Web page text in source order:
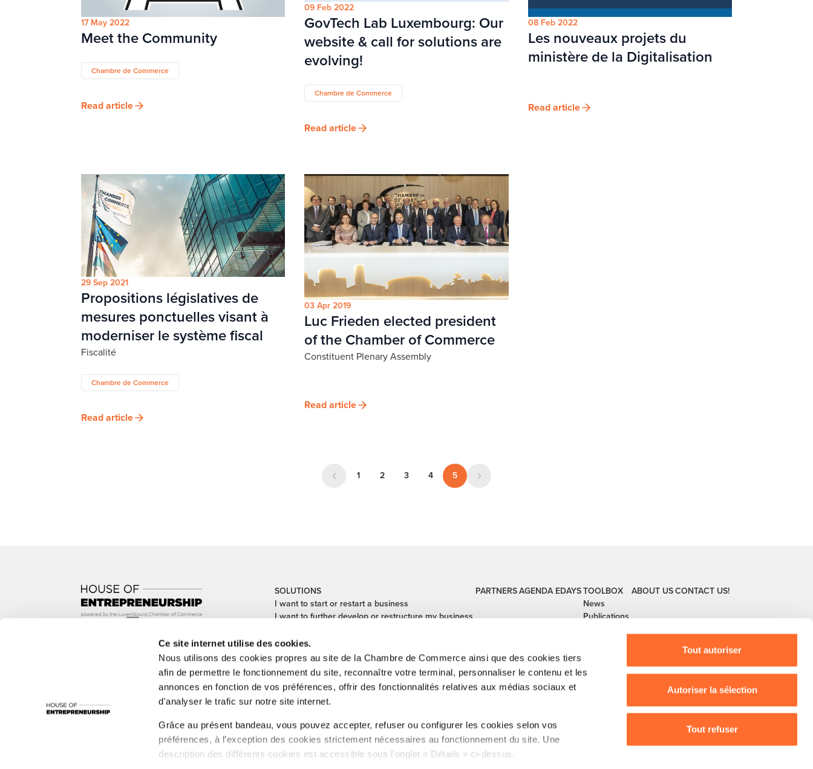
Ce site internet utilise des cookies.
Nous utilisons des cookies propres au site de la Chambre de Commerce ainsi que des cookies tiers
afin de permettre le fonctionnement du site, reconnaître votre terminal, personnaliser le contenu et les
annonces en fonction de vos préférences, offrir des fonctionnalités relatives aux médias sociaux et
d'analyser le trafic sur notre site internet.
Grâce au présent bandeau, vous pouvez accepter, refuser ou configurer les cookies selon vos
préférences, à l’exception des cookies strictement nécessaires au fonctionnement du site. Une
description des différents cookies est accessible sous l’onglet « Détails » ci-dessus.
Tout autoriser
Autoriser la sélection
Tout refuser
17 May 2022
Meet the Community
Chambre de Commerce
Read article
09 Feb 2022
GovTech Lab Luxembourg: Our
website & call for solutions are
evolving!
Chambre de Commerce
Read article
08 Feb 2022
Les nouveaux projets du
ministère de la Digitalisation
Read article
29 Sep 2021
Propositions législatives de
mesures ponctuelles visant à
moderniser le système fiscal
Fiscalité
Chambre de Commerce
Read article
03 Apr 2019
Luc Frieden elected president
of the Chamber of Commerce
Constituent Plenary Assembly
Read article
1 2 3 4 5
SOLUTIONS
I want to start or restart a business
I want to further develop or restructure my business
I want to close my business
I want to finance my business
I want to hand over or take over a business
I want to secure my international transactions
PARTNERSAGENDA EDAYSTOOLBOX
News
Publications
ABOUT USCONTACT US!
1535°, ADEM, Administration de l’Environnement, Administration de l'enregistrement, des domaines et de la TVA, Digital Lëtzebuerg, guichet.lu, House of Training, ITM, IPIL,
LBAN, LBR, Luxinnovation, MC, nyuko, Paul Wurth InCub, SNCI, Technoport, Ministère des Affaires étrangères et européennes, Ministère de l’Agriculture, Ministère de la
Santé, Ministère de la Fonction publique et de la Réforme administrative , CFUE, Betriber & Emwelt, LIST.